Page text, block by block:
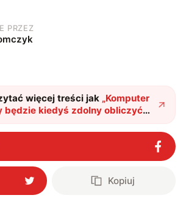
PRZEZ
więcej treści jak „Komputer
będzie kiedyś zdolny obliczyć
bitcoiny w zaledwie kilka
Kopiuj